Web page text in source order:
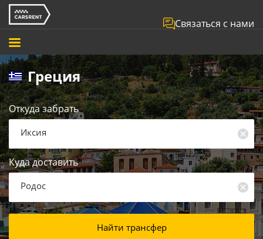
Связаться с нами
Греция
Откуда забрать
Иксия
Куда доставить
Родос
Найти трансфер